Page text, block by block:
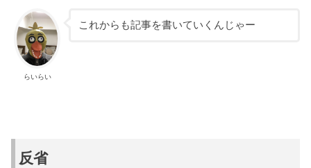
らいらい
これからも記事を書いていくんじゃー
反省